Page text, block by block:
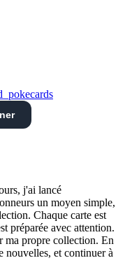
j'ai lancé
un moyen simple,
Chaque carte est
préparée avec attention.
ma propre collection. En
nouvelles, et continuer à